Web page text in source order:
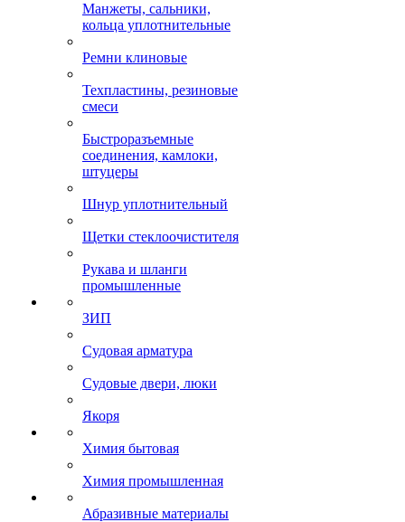
Манжеты, сальники,
кольца уплотнительные
Ремни клиновые
Техпластины, резиновые
смеси
Быстроразъемные
соединения, камлоки,
штуцеры
Шнур уплотнительный
Щетки стеклоочистителя
Рукава и шланги
промышленные
ЗИП
Судовая арматура
Судовые двери, люки
Якоря
Химия бытовая
Химия промышленная
Абразивные материалы